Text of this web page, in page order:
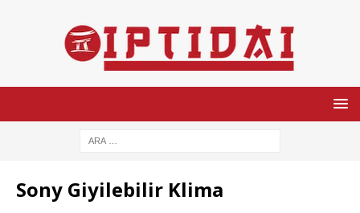
Sony Giyilebilir Klima